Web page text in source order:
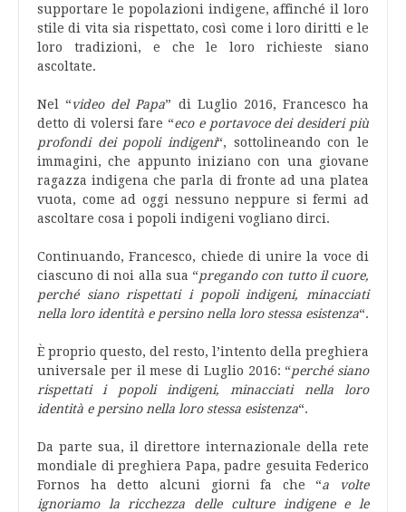
supportare le popolazioni indigene, affinché il loro
stile di vita sia rispettato, così come i loro diritti e le
loro tradizioni, e che le loro richieste siano
ascoltate.
Nel “video del Papa” di Luglio 2016, Francesco ha
detto di volersi fare “eco e portavoce dei desideri più
profondi dei popoli indigeni“, sottolineando con le
immagini, che appunto iniziano con una giovane
ragazza indigena che parla di fronte ad una platea
vuota, come ad oggi nessuno neppure si fermi ad
ascoltare cosa i popoli indigeni vogliano dirci.
Continuando, Francesco, chiede di unire la voce di
ciascuno di noi alla sua “pregando con tutto il cuore,
perché siano rispettati i popoli indigeni, minacciati
nella loro identità e persino nella loro stessa esistenza“.
È proprio questo, del resto, l’intento della preghiera
universale per il mese di Luglio 2016: “perché siano
rispettati i popoli indigeni, minacciati nella loro
identità e persino nella loro stessa esistenza“.
Da parte sua, il direttore internazionale della rete
mondiale di preghiera Papa, padre gesuita Federico
Fornos ha detto alcuni giorni fa che “a volte
ignoriamo la ricchezza delle culture indigene e le